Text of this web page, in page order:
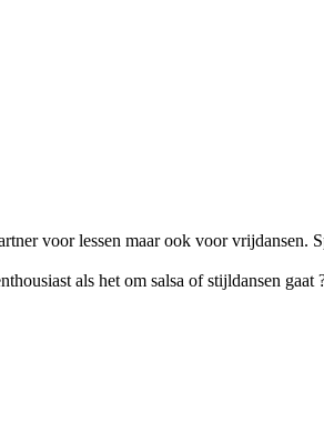
voor lessen maar ook voor vrijdansen.
als het om salsa of stijldansen gaat